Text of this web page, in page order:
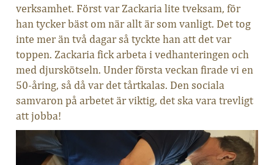
verksamhet. Först var Zackaria lite tveksam, för
han tycker bäst om när allt är som vanligt. Det tog
inte mer än två dagar så tyckte han att det var
toppen. Zackaria fick arbeta i vedhanteringen och
med djurskötseln. Under första veckan firade vi en
50-åring, så då var det tårtkalas. Den sociala
samvaron på arbetet är viktig, det ska vara trevligt
att jobba!